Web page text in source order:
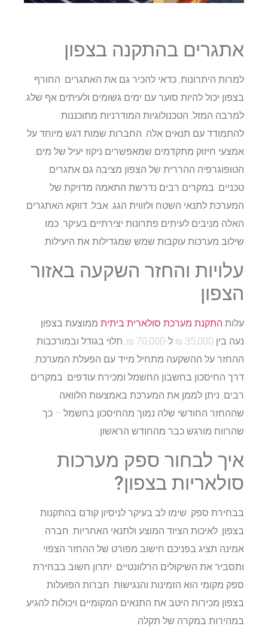
אתגרים בהתקנה בצפון
למרות היתרונות, כדאי להכיר גם את האתגרים. החורף
בצפון יכול להיות סוער עם ימים גשומים ולעיתים אף שלג.
למרבה המזל, הטכנולוגיות המודרניות מתוכננות
להתמודד עם תנאים אלה. החברות שמות דגש מיוחד על
אמצעי חיזוק מתקדמים שמאפשרים ניקוז יעיל של מים.
הטופוגרפיה ההררית של הצפון מציבה גם אתגרים
טכניים. במקרים רבים נדרשת התאמה מדויקת של
המערכת לתנאי השטח ולזווית הגג. אבל, דווקא האתגרים
האלה מניבים לעיתים פתרונות יצירתיים בעיקר, כמו
שילוב מערכות עוקבות שמש שמגדילות את היעילות.
עלויות והחזר השקעה באזור
הצפון
עלותהתקנת מערכת סולארית ביתיתממוצעת בצפון
נעה בין 35,000 ₪ ל-70,000 ₪, תלוי בגודל ובמורכבות.
ההחזר על ההשקעה מתחיל מייד עם הפעלת המערכת,
דרך החיסכון בחשבון החשמל ומכירת עודפים. במקרים
רבים, ניתן לממן את המערכת באמצעות הלוואה
שההחזר החודשי שלה נמוך מהחיסכון בחשמל – כך
שהרווח מורגש כבר מהחודש הראשון.
איך לבחור ספק מערכות
סולאריות בצפון?
בבחירת ספק, שימו לב בעיקר לניסיון קודם בהתקנות
בצפון, לאיכות הציוד המוצע ולתנאי האחריות. חברה
אמינה תציג בפניכם חישוב מפורט של ההחזר הצפוי
ותסביר את השיקולים הרלוונטיים. יתרון חשוב בבחירת
ספק מקומי הוא הזמינות והנגישות. חברות הפועלות
בצפון מכירות היטב את התנאים המקומיים ויכולות להגיע
במהירות במקרה של תקלה.